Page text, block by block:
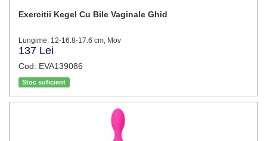
Exercitii Kegel Cu Bile Vaginale Ghid
Lungime: 12-16.8-17.6 cm, Mov
137 Lei
Cod: EVA139086
Stoc suficient